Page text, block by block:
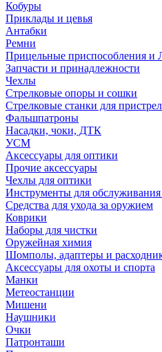
Кобуры
Приклады и цевья
Антабки
Ремни
Прицельные приспособления
Запчасти и принадлежности
Чехлы
Стрелковые опоры и сошки
Стрелковые станки для
Фальшпатроны
Насадки, чоки, ДТК
УСМ
Аксессуары для оптики
Прочие аксессуары
Чехлы для оптики
Инструменты для
Средства для ухода за оружием
Коврики
Наборы для чистки
Оружейная химия
Шомполы, адаптеры и
Аксессуары для охоты и спорта
Манки
Метеостанции
Мишени
Наушники
Очки
Патронташи